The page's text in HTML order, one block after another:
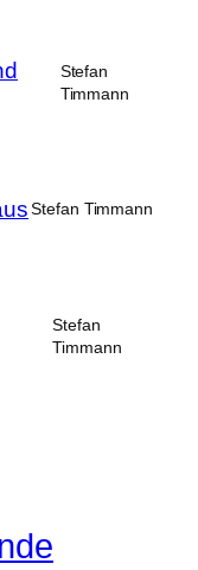
Stefan
Timmann
Stefan Timmann
Stefan
Timmann